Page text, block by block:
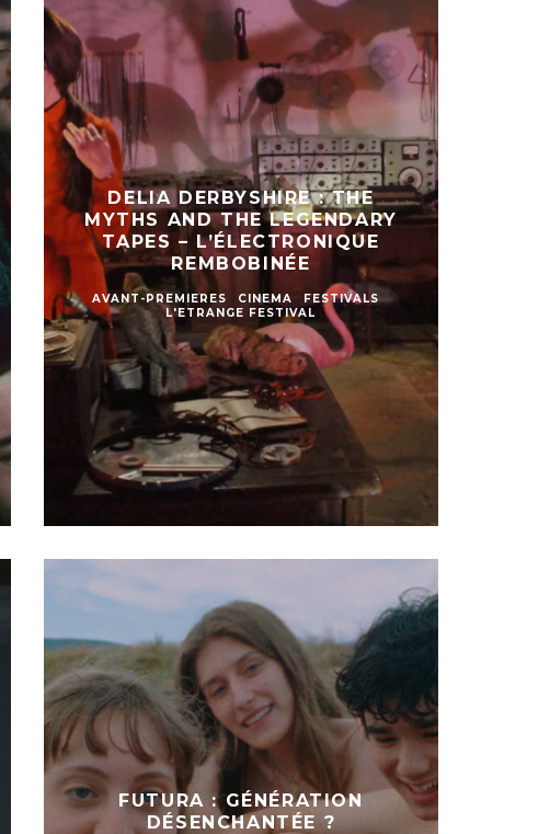
DELIA DERBYSHIRE : THE
MYTHS AND THE LEGENDARY
TAPES – L’ÉLECTRONIQUE
REMBOBINÉE
AVANT-PREMIERES CINEMA
FESTIVALS
L'ETRANGE FESTIVAL
FUTURA : GÉNÉRATION
DÉSENCHANTÉE ?